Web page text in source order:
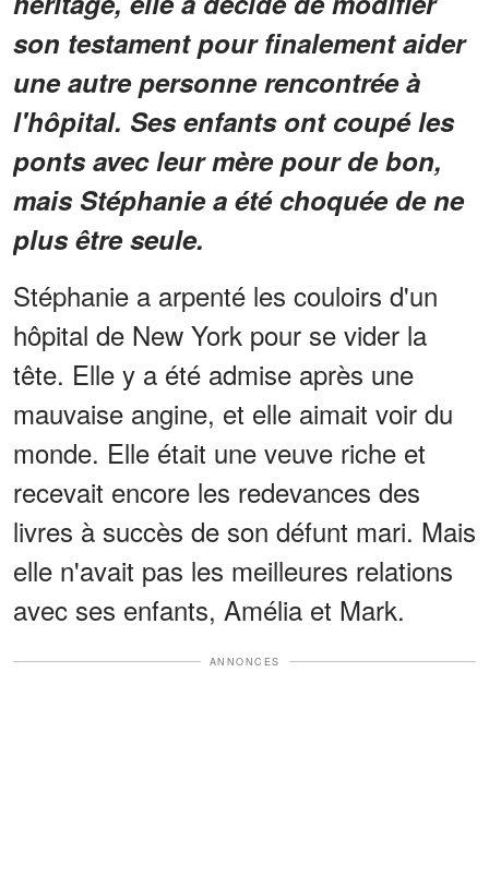
son testament pour finalement aider
une autre personne rencontrée à
l'hôpital. Ses enfants ont coupé les
ponts avec leur mère pour de bon,
mais Stéphanie a été choquée de ne
plus être seule.
Stéphanie a arpenté les couloirs d'un
hôpital de New York pour se vider la
tête. Elle y a été admise après une
mauvaise angine, et elle aimait voir du
monde. Elle était une veuve riche et
recevait encore les redevances des
livres à succès de son défunt mari. Mais
elle n'avait pas les meilleures relations
avec ses enfants, Amélia et Mark.
ANNONCES